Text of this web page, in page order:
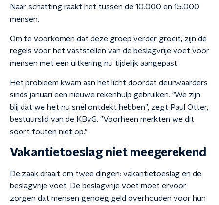
Naar schatting raakt het tussen de 10.000 en 15.000
mensen.
Om te voorkomen dat deze groep verder groeit, zijn de
regels voor het vaststellen van de beslagvrije voet voor
mensen met een uitkering nu tijdelijk aangepast.
Het probleem kwam aan het licht doordat deurwaarders
sinds januari een nieuwe rekenhulp gebruiken. "We zijn
blij dat we het nu snel ontdekt hebben", zegt Paul Otter,
bestuurslid van de KBvG. "Voorheen merkten we dit
soort fouten niet op."
Vakantietoeslag niet meegerekend
De zaak draait om twee dingen: vakantietoeslag en de
beslagvrije voet. De beslagvrije voet moet ervoor
zorgen dat mensen genoeg geld overhouden voor hun